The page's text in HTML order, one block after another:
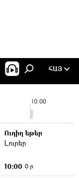
ՀԱՅ
10:00
Ուղիղ եթեր
Լուրեր
10:00 0 ր